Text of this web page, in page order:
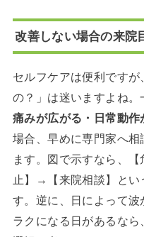
改善しない場合の来院
セルフケアは便利です
の？」は迷いますよね。
痛みが広がる・日常動作
場合、早めに専門家へ
ます。図で示すなら、
止】→【来院相談】とい
す。逆に、日によって
ラクになる日があるなら